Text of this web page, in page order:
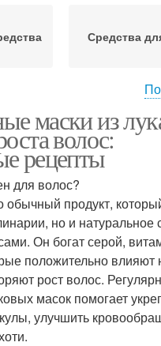
Средства
Рецепты
Средство
Маски для
роста
маски из
волос:
рецепты
для волос?
обычный продукт,
но и натуральное
Он богат серой,
положительно влияют
рост волос.
масок помогает
улучшить